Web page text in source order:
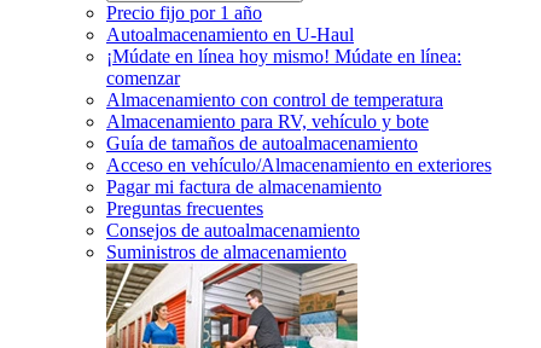
Precio fijo por 1 año
Autoalmacenamiento en U-Haul
¡Múdate en línea hoy mismo! Múdate en línea:
comenzar
Almacenamiento con control de temperatura
Almacenamiento para RV, vehículo y bote
Guía de tamaños de autoalmacenamiento
Acceso en vehículo/Almacenamiento en exteriores
Pagar mi factura de almacenamiento
Preguntas frecuentes
Consejos de autoalmacenamiento
Suministros de almacenamiento